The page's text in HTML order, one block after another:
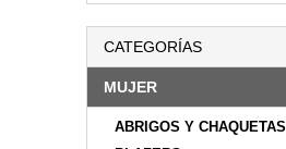
CATEGORÍAS
MUJER
ABRIGOS Y CHAQUETAS